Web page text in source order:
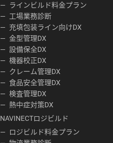
ラインビルド料金プラン
工場業務診断
充填包装ライン向けDX
金型管理DX
設備保全DX
機器校正DX
クレーム管理DX
食品安全管理DX
検査管理DX
熱中症対策DX
NAVINECTロジビルド
ロジビルド料金プラン